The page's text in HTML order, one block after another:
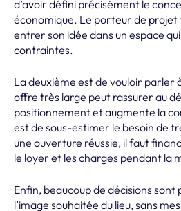
d’avoir défini précisément le
économique. Le porteur de
entrer son idée dans un espace
contraintes.
La deuxième est de vouloir parler
offre très large peut rassurer au
positionnement et augmente la
est de sous-estimer le besoin de
une ouverture réussie, il faut
le loyer et les charges pendant la
Enfin, beaucoup de décisions sont
l’image souhaitée du lieu, sans